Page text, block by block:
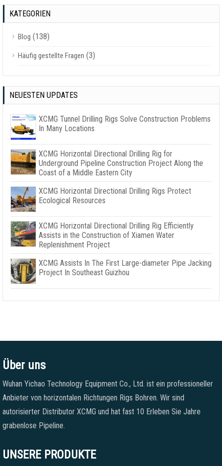
KATEGORIEN
Blog (138)
Häufig gestellte Fragen (3)
NEUESTEN UPDATES
XCMG Tunnel Drilling Rigs Solve Construction Problems
In Many Locations
XCMG Horizontal Directional Drilling Rig for
Underground Pipeline Construction Project Along the
Coast of a Middle Eastern City
XCMG Horizontal Directional Drilling Rigs Protect
Ecological Resources
XCMG Horizontal Directional Drilling Rig Efficiently
Assists in the Construction of Xiamen Water
Replenishment Project
XCMG Assists In The First Large-diameter Pipe Jacking
Project In Southeast Guizhou
Über uns
Wuhan Yichao Technology Equipment Co., Ltd. ist ein professioneller
Anbieter von horizontalen Richtungen Rigs Bohren. Wir sind
autorisierter Distributor XCMG und hat fast 10 Erleben Sie Jahre
grabenlose Pipeline.
UNSERE PRODUKTE